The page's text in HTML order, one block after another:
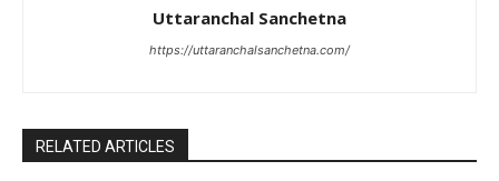
Uttaranchal Sanchetna
https://uttaranchalsanchetna.com/
RELATED ARTICLES